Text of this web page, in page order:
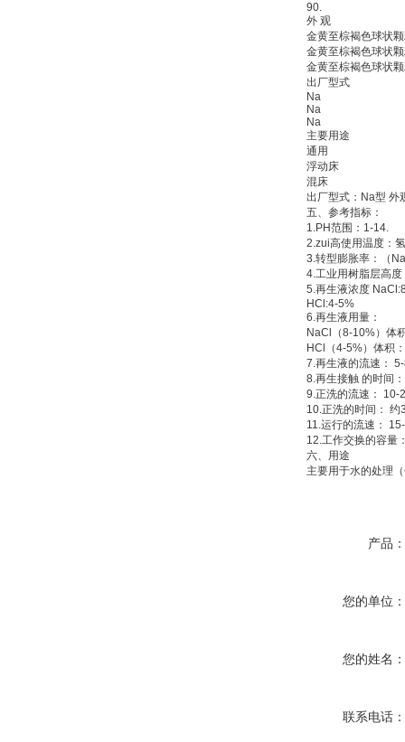
90.
外 观
金黄至棕褐色球状颗
金黄至棕褐色球状颗
金黄至棕褐色球状颗
出厂型式
Na
Na
Na
主要用途
通用
浮动床
混床
出厂型式：Na型 外
五、 参考指标：
1.PH范围：1-14.
2.zui高使用温度：
3.转型膨胀率：（
4.工业用树脂层高度
5.再生液浓度
HCl:4-5%
6.再生液用量：
NaCl（8-10%）体积
HCl（4-5%）体积：
7.再生液的流速： 5-
8.再生接触 的时间：
9.正洗的流速： 10-
10.正洗的时间： 约
11.运行的流速： 15-
12.工作交换的容量
六、 用途
主要用于水的处理（
产品：
您的单位：
您的姓名：
联系电话：